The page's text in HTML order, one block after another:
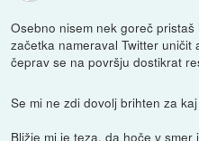
Osebno nisem nek goreč
začetka nameraval Twitter
čeprav se na površju dostikrat
Se mi ne zdi dovolj brihten za
Bližje mi je teza, da hoče v